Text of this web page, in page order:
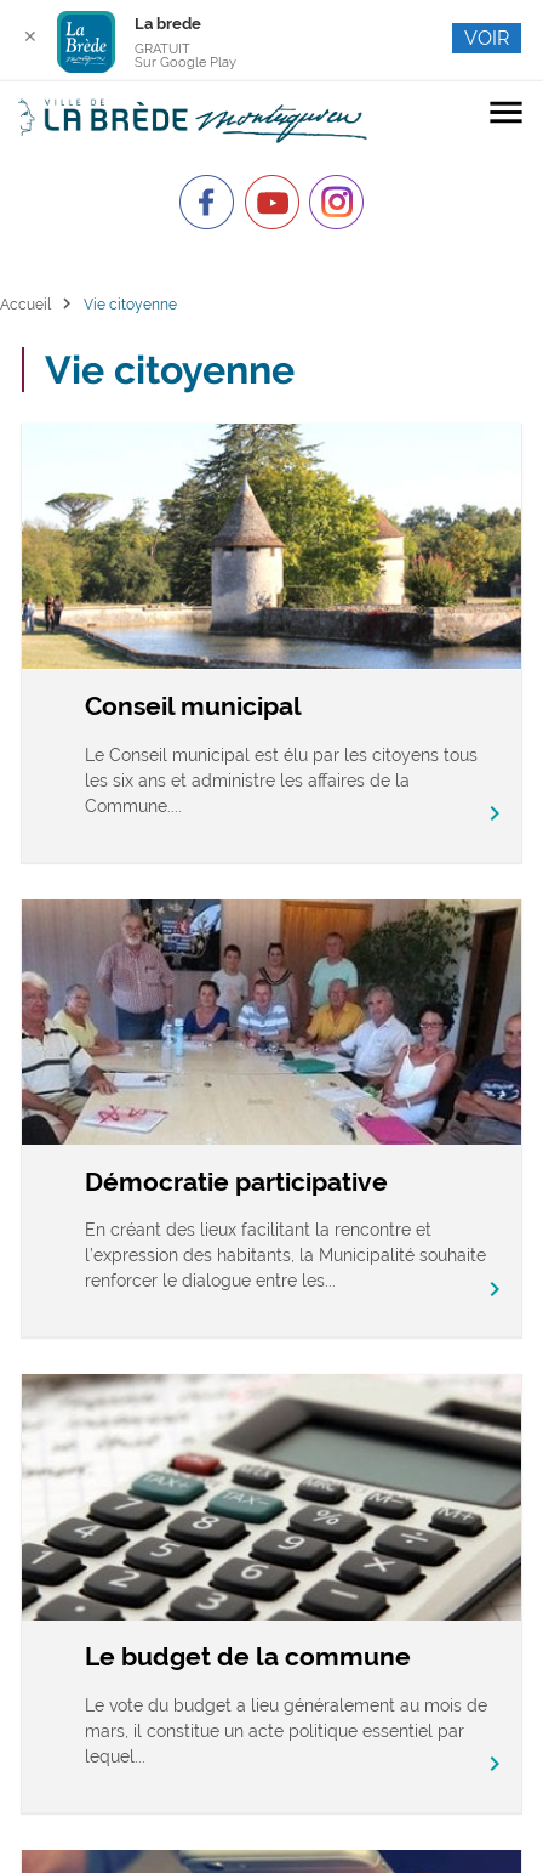
menu
Accueil chevron_right Vie citoyenne
Vie citoyenne
Conseil municipal
Le Conseil municipal est élu par les citoyens tous
les six ans et administre les affaires de la
Commune....
chevron_right
Démocratie participative
En créant des lieux facilitant la rencontre et
l’expression des habitants, la Municipalité souhaite
renforcer le dialogue entre les...
chevron_right
Le budget de la commune
Le vote du budget a lieu généralement au mois de
mars, il constitue un acte politique essentiel par
lequel...
chevron_right
✕
La brede
GRATUIT
Sur Google Play
VOIR